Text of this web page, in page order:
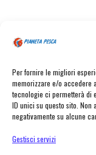
Per fornire le migliori
memorizzare e/o accedere
tecnologie ci permetterà di
ID unici su questo sito.
negativamente su alcune
Gestisci servizi